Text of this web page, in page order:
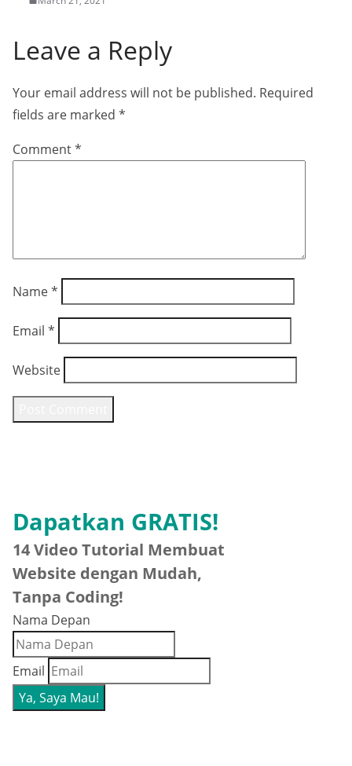
Leave a Reply
Your email address will not be published. Required
fields are marked *
Comment*
Name*
Email *
Website
Dapatkan GRATIS!
14 Video Tutorial Membuat
Website dengan Mudah,
Tanpa Coding!
Nama Depan
Email